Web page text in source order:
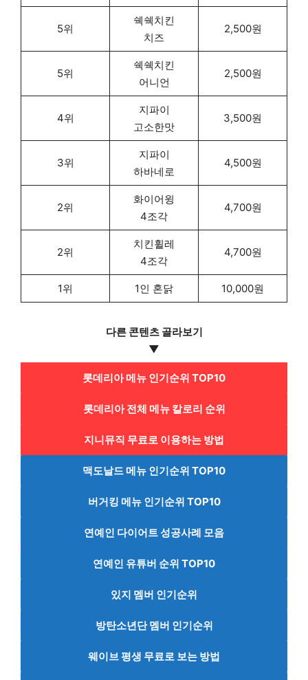
5위
쉑쉑치킨
치즈
2,500원
5위
쉑쉑치킨
어니언
2,500원
4위
지파이
고소한맛
3,500원
3위
지파이
하바네로
4,500원
2위
화이어윙
4조각
4,700원
2위
치킨휠레
4조각
4,700원
1위 1인 혼닭 10,000원
다른 콘텐츠 골라보기
▼
롯데리아 메뉴 인기순위 TOP10
롯데리아 전체 메뉴 칼로리 순위
지니뮤직 무료로 이용하는 방법
맥도날드 메뉴 인기순위 TOP10
버거킹 메뉴 인기순위 TOP10
연예인 다이어트 성공사례 모음
연예인 유튜버 순위 TOP10
있지 멤버 인기순위
방탄소년단 멤버 인기순위
웨이브 평생 무료로 보는 방법